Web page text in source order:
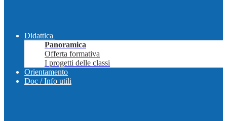
Didattica
Panoramica
Offerta formativa
I progetti delle classi
Orientamento
Doc / Info utili